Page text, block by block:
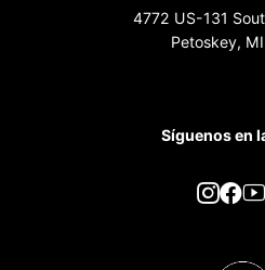
4772 US-131
Petoskey,
Síguenos en